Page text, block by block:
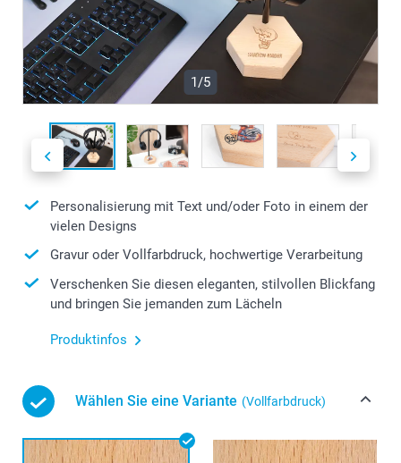
1/5
Personalisierung mit Text und/oder Foto in einem der
vielen Designs
Gravur oder Vollfarbdruck, hochwertige Verarbeitung
Verschenken Sie diesen eleganten, stilvollen Blickfang
und bringen Sie jemanden zum Lächeln
Produktinfos
Wählen Sie eine Variante (Vollfarbdruck)